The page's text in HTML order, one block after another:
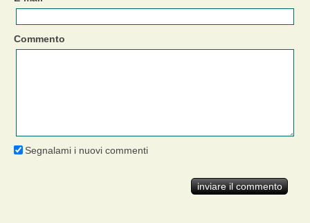
Commento
Segnalami i nuovi commenti